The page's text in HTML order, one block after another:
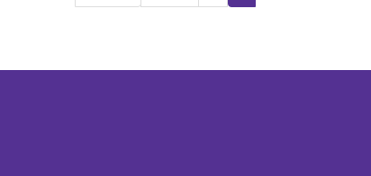
page
page
page